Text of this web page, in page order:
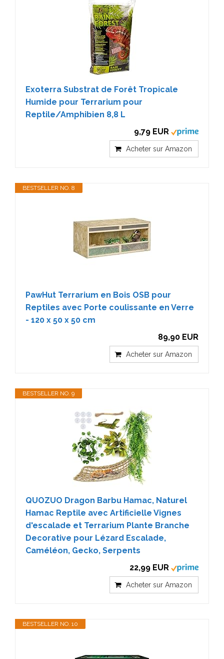
Exoterra Substrat de Forêt Tropicale
Humide pour Terrarium pour
Reptile/Amphibien 8,8 L
9,79 EUR
Acheter sur Amazon
BESTSELLER NO. 8
PawHut Terrarium en Bois OSB pour
Reptiles avec Porte coulissante en Verre
- 120 x 50 x 50 cm
89,90 EUR
Acheter sur Amazon
BESTSELLER NO. 9
QUOZUO Dragon Barbu Hamac, Naturel
Hamac Reptile avec Artificielle Vignes
d'escalade et Terrarium Plante Branche
Decorative pour Lézard Escalade,
Caméléon, Gecko, Serpents
22,99 EUR
Acheter sur Amazon
BESTSELLER NO. 10